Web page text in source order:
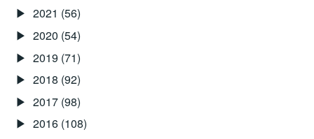
2021 (56)
2020 (54)
2019 (71)
2018 (92)
2017 (98)
2016 (108)